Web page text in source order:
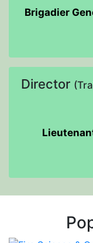
Brigadier
Director